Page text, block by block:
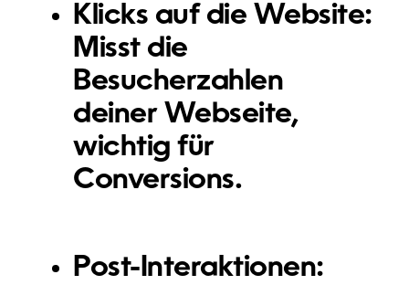
Klicks auf die Website:
Misst die
Besucherzahlen
deiner Webseite,
wichtig für
Conversions.
Post-Interaktionen: